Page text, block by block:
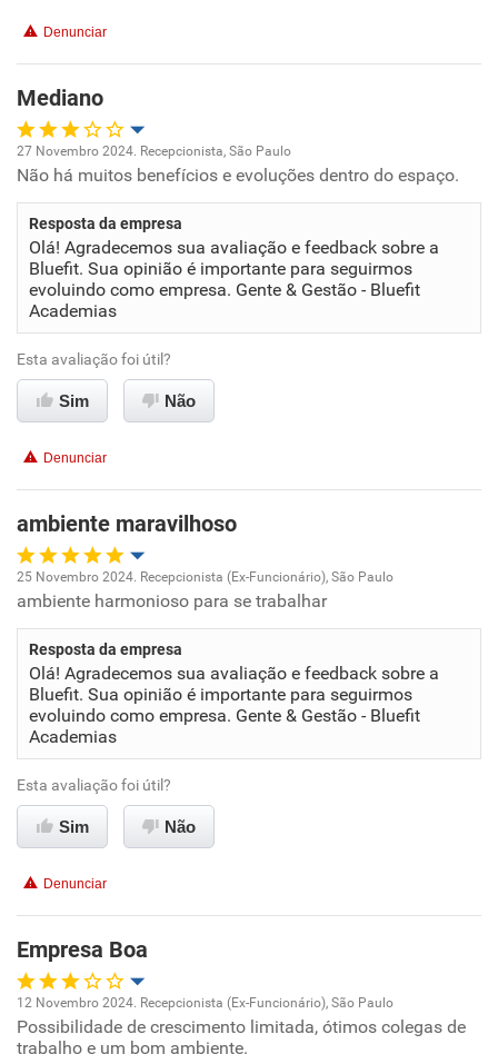
Denunciar
Mediano
Oportunidade de promoção
Ambiente de trabalho
Conciliação com a vida familiar
Não recomenda esta empresa
27 Novembro 2024. Recepcionista, São Paulo
Não há muitos benefícios e evoluções dentro do espaço.
Resposta da empresa
Olá! Agradecemos sua avaliação e feedback sobre a
Bluefit. Sua opinião é importante para seguirmos
evoluindo como empresa. Gente & Gestão - Bluefit
Academias
Esta avaliação foi útil?
Sim Não
Denunciar
ambiente maravilhoso
Oportunidade de promoção
Ambiente de trabalho
Conciliação com a vida familiar
Recomenda esta empresa
25 Novembro 2024. Recepcionista (Ex-Funcionário), São Paulo
ambiente harmonioso para se trabalhar
Resposta da empresa
Olá! Agradecemos sua avaliação e feedback sobre a
Bluefit. Sua opinião é importante para seguirmos
evoluindo como empresa. Gente & Gestão - Bluefit
Academias
Esta avaliação foi útil?
Sim Não
Denunciar
Empresa Boa
Oportunidade de promoção
12 Novembro 2024. Recepcionista (Ex-Funcionário), São Paulo
Possibilidade de crescimento limitada, ótimos colegas de
trabalho e um bom ambiente.